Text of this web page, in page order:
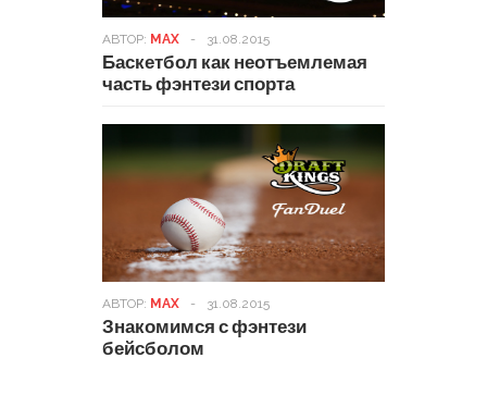
АВТОР: MAX - 31.08.2015
Баскетбол как неотъемлемая
часть фэнтези спорта
АВТОР: MAX - 31.08.2015
Знакомимся с фэнтези
бейсболом